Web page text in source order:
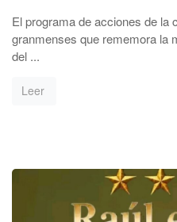
El programa de acciones de la
granmenses que rememora la
del ...
Leer